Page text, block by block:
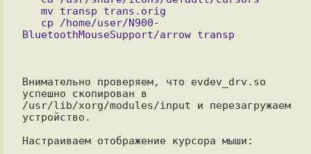
Внимательно проверяем, что evdev_drv.so
успешно скопирован в
/usr/lib/xorg/modules/input и перезагружаем
устройство.
Настраиваем отображение курсора мыши: